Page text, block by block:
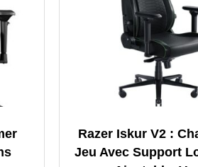
Razer Iskur V2 :
Jeu Avec Support